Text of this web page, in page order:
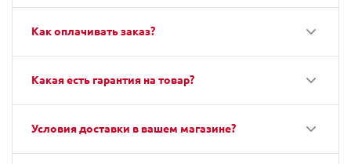
Как оплачивать заказ?
Какая есть гарантия на товар?
Условия доставки в вашем магазине?